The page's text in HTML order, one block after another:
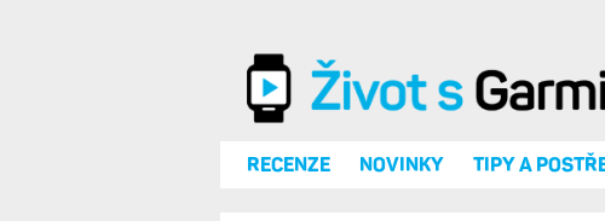
RECENZE NOVINKY TIPY A